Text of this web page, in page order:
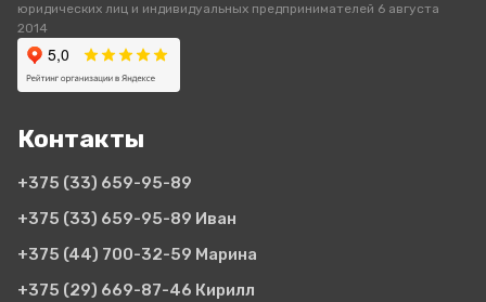
юридических лиц и индивидуальных предпринимателей 6 августа
2014
Контакты
+375 (33) 659-95-89
+375 (33) 659-95-89 Иван
+375 (44) 700-32-59 Марина
+375 (29) 669-87-46 Кирилл